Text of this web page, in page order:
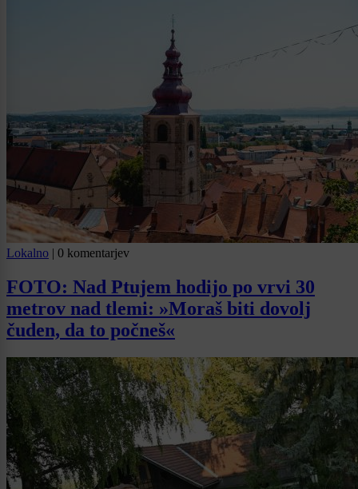
Lokalno | 0 komentarjev
FOTO: Nad Ptujem hodijo po vrvi 30
metrov nad tlemi: »Moraš biti dovolj
čuden, da to počneš«